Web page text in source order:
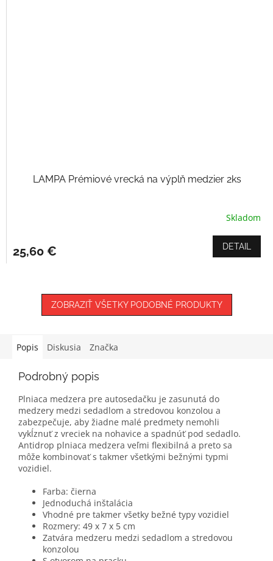
LAMPA Prémiové vrecká na výplň medzier 2ks
je
hviezdičiek.
Skladom
25,60 € DETAIL
ZOBRAZIŤ VŠETKY PODOBNÉ PRODUKTY
Popis Diskusia Značka
Podrobný popis
Plniaca medzera pre autosedačku je zasunutá do
medzery medzi sedadlom a stredovou konzolou a
zabezpečuje, aby žiadne malé predmety nemohli
vykĺznuť z vreciek na nohavice a spadnúť pod sedadlo.
Antidrop plniaca medzera veľmi flexibilná a preto sa
môže kombinovať s takmer všetkými bežnými typmi
vozidiel.
Farba: čierna
Jednoduchá inštalácia
Vhodné pre takmer všetky bežné typy vozidiel
Rozmery: 49 x 7 x 5 cm
Zatvára medzeru medzi sedadlom a stredovou
konzolou